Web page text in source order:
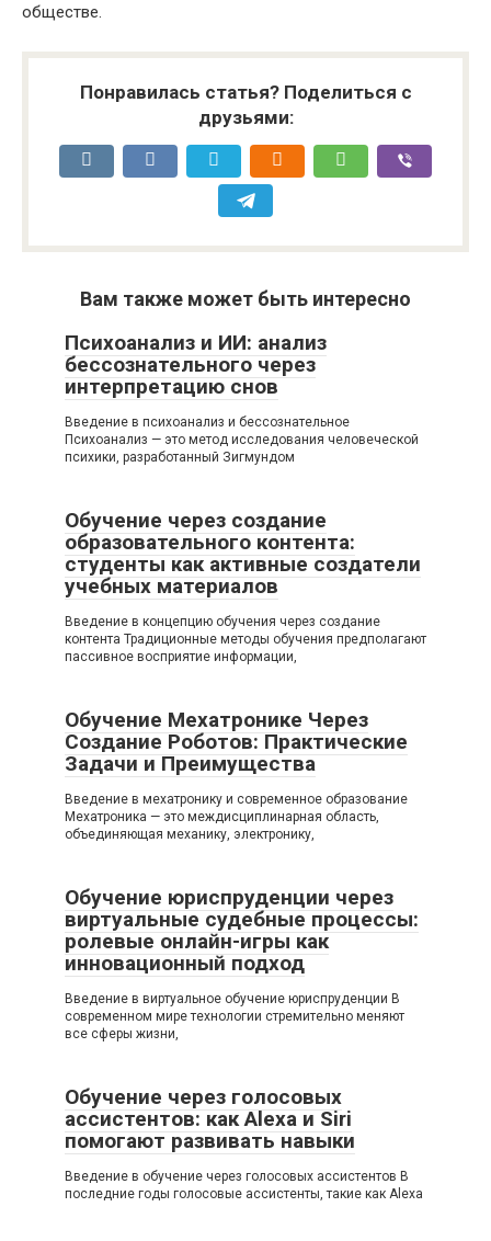
обществе.
Понравилась статья? Поделиться с
друзьями:
Вам также может быть интересно
Психоанализ и ИИ: анализ
бессознательного через
интерпретацию снов
Введение в психоанализ и бессознательное
Психоанализ — это метод исследования человеческой
психики, разработанный Зигмундом
Обучение через создание
образовательного контента:
студенты как активные создатели
учебных материалов
Введение в концепцию обучения через создание
контента Традиционные методы обучения предполагают
пассивное восприятие информации,
Обучение Мехатронике Через
Создание Роботов: Практические
Задачи и Преимущества
Введение в мехатронику и современное образование
Мехатроника — это междисциплинарная область,
объединяющая механику, электронику,
Обучение юриспруденции через
виртуальные судебные процессы:
ролевые онлайн-игры как
инновационный подход
Введение в виртуальное обучение юриспруденции В
современном мире технологии стремительно меняют
все сферы жизни,
Обучение через голосовых
ассистентов: как Alexa и Siri
помогают развивать навыки
Введение в обучение через голосовых ассистентов В
последние годы голосовые ассистенты, такие как Alexa